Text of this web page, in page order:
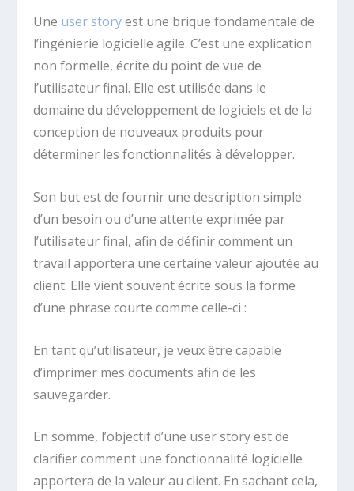
Une user storyest une brique fondamentale de
l’ingénierie logicielle agile. C’est une explication
non formelle, écrite du point de vue de
l’utilisateur final. Elle est utilisée dans le
domaine du développement de logiciels et de la
conception de nouveaux produits pour
déterminer les fonctionnalités à développer.
Son but est de fournir une description simple
d’un besoin ou d’une attente exprimée par
l’utilisateur final, afin de définir comment un
travail apportera une certaine valeur ajoutée au
client. Elle vient souvent écrite sous la forme
d’une phrase courte comme celle-ci :
En tant qu’utilisateur, je veux être capable
d’imprimer mes documents afin de les
sauvegarder.
En somme, l’objectif d’une user story est de
clarifier comment une fonctionnalité logicielle
apportera de la valeur au client. En sachant cela,